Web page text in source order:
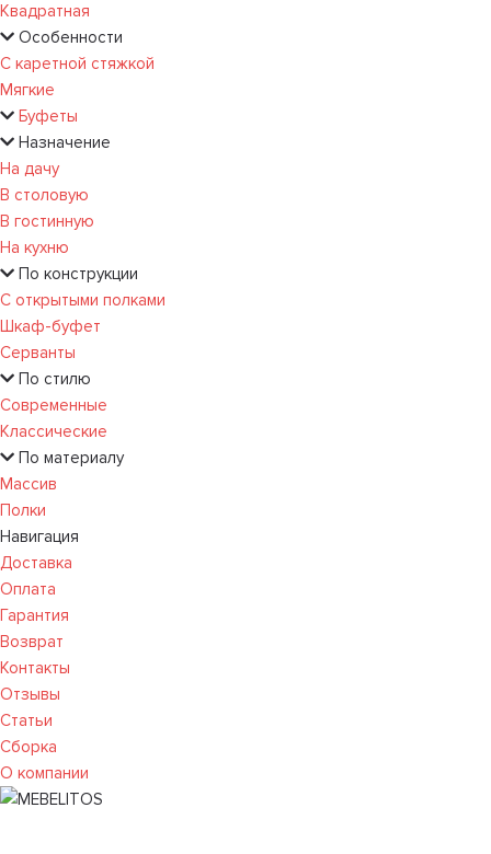
Квадратная
Особенности
С каретной стяжкой
Мягкие
Буфеты
Назначение
На дачу
В столовую
В гостинную
На кухню
По конструкции
С открытыми полками
Шкаф-буфет
Серванты
По стилю
Современные
Классические
По материалу
Массив
Полки
Навигация
Доставка
Оплата
Гарантия
Возврат
Контакты
Отзывы
Статьи
Сборка
О компании